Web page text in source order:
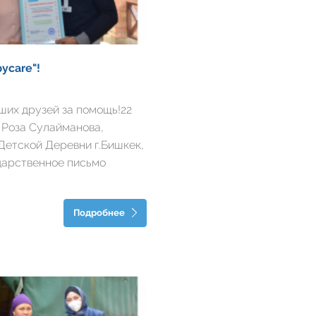
друзей за помощь!22
Сулайманова,
Деревни г.Бишкек,
письмо
за помощь и сердечное
Мы, также,Подробнее